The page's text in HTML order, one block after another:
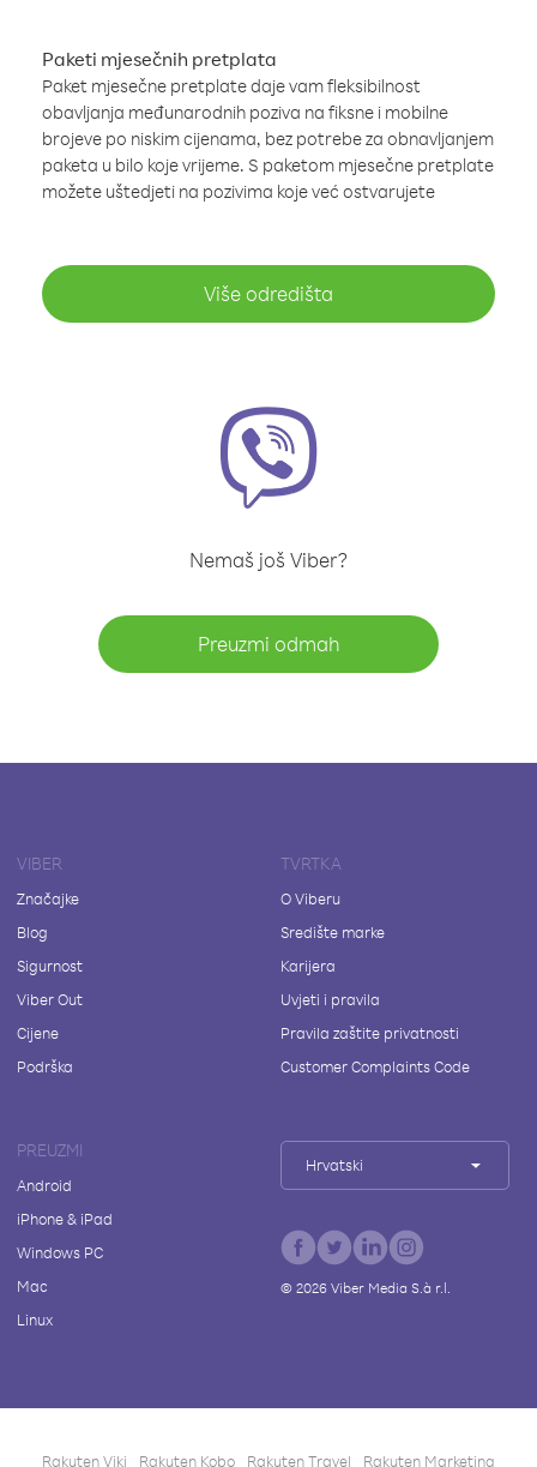
Paketi mjesečnih pretplata
Paket mjesečne pretplate daje vam fleksibilnost
obavljanja međunarodnih poziva na fiksne i mobilne
brojeve po niskim cijenama, bez potrebe za obnavljanjem
paketa u bilo koje vrijeme. S paketom mjesečne pretplate
možete uštedjeti na pozivima koje već ostvarujete
Više odredišta
Nemaš još Viber?
Preuzmi odmah
VIBER
Značajke
Blog
Sigurnost
Viber Out
Cijene
Podrška
TVRTKA
O Viberu
Središte marke
Karijera
Uvjeti i pravila
Pravila zaštite privatnosti
Customer Complaints Code
PREUZMI
Android
iPhone & iPad
Windows PC
Mac
Linux
Hrvatski
© 2026Viber Media S.à r.l.
Rakuten Viki Rakuten Kobo Rakuten Travel Rakuten Marketing